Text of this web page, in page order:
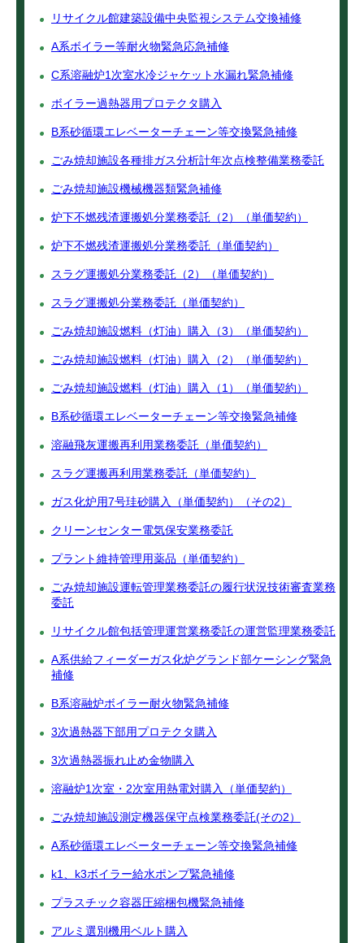
リサイクル館建築設備中央監視システム交換補修
A系ボイラー等耐火物緊急応急補修
C系溶融炉1次室水冷ジャケット水漏れ緊急補修
ボイラー過熱器用プロテクタ購入
B系砂循環エレベーターチェーン等交換緊急補修
ごみ焼却施設各種排ガス分析計年次点検整備業務委託
ごみ焼却施設機械機器類緊急補修
炉下不燃残渣運搬処分業務委託（2）（単価契約）
炉下不燃残渣運搬処分業務委託（単価契約）
スラグ運搬処分業務委託（2）（単価契約）
スラグ運搬処分業務委託（単価契約）
ごみ焼却施設燃料（灯油）購入（3）（単価契約）
ごみ焼却施設燃料（灯油）購入（2）（単価契約）
ごみ焼却施設燃料（灯油）購入（1）（単価契約）
B系砂循環エレベーターチェーン等交換緊急補修
溶融飛灰運搬再利用業務委託（単価契約）
スラグ運搬再利用業務委託（単価契約）
ガス化炉用7号珪砂購入（単価契約）（その2）
クリーンセンター電気保安業務委託
プラント維持管理用薬品（単価契約）
ごみ焼却施設運転管理業務委託の履行状況技術審査業務
委託
リサイクル館包括管理運営業務委託の運営監理業務委託
A系供給フィーダーガス化炉グランド部ケーシング緊急
補修
B系溶融炉ボイラー耐火物緊急補修
3次過熱器下部用プロテクタ購入
3次過熱器振れ止め金物購入
溶融炉1次室・2次室用熱電対購入（単価契約）
ごみ焼却施設測定機器保守点検業務委託(その2）
A系砂循環エレベーターチェーン等交換緊急補修
k1、k3ボイラー給水ポンプ緊急補修
プラスチック容器圧縮梱包機緊急補修
アルミ選別機用ベルト購入